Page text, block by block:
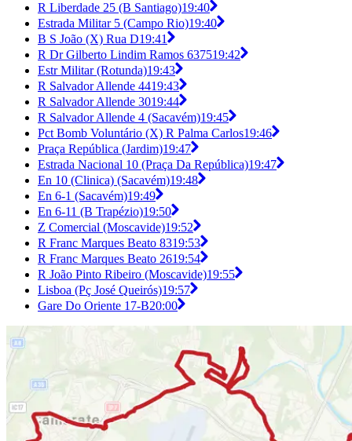
R Liberdade 25 (B Santiago)19:40
Estrada Militar 5 (Campo Rio)19:40
B S João (X) Rua D19:41
R Dr Gilberto Lindim Ramos 637519:42
Estr Militar (Rotunda)19:43
R Salvador Allende 4419:43
R Salvador Allende 3019:44
R Salvador Allende 4 (Sacavém)19:45
Pct Bomb Voluntário (X) R Palma Carlos19:46
Praça República (Jardim)19:47
Estrada Nacional 10 (Praça Da República)19:47
En 10 (Clinica) (Sacavém)19:48
En 6-1 (Sacavém)19:49
En 6-11 (B Trapézio)19:50
Z Comercial (Moscavide)19:52
R Franc Marques Beato 8319:53
R Franc Marques Beato 2619:54
R João Pinto Ribeiro (Moscavide)19:55
Lisboa (Pç José Queirós)19:57
Gare Do Oriente 17-B20:00